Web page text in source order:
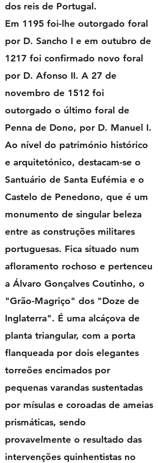
dos reis de Portugal.
Em 1195 foi-lhe outorgado foral
por D. Sancho I e em outubro de
1217 foi confirmado novo foral
por D. Afonso II. A 27 de
novembro de 1512 foi
outorgado o último foral de
Penna de Dono, por D. Manuel I.
Ao nível do património histórico
e arquitetónico, destacam-se o
Santuário de Santa Eufémia e o
Castelo de Penedono, que é um
monumento de singular beleza
entre as construções militares
portuguesas. Fica situado num
afloramento rochoso e pertenceu
a Álvaro Gonçalves Coutinho, o
"Grão-Magriço" dos "Doze de
Inglaterra". É uma alcáçova de
planta triangular, com a porta
flanqueada por dois elegantes
torreões encimados por
pequenas varandas sustentadas
por mísulas e coroadas de ameias
prismáticas, sendo
provavelmente o resultado das
intervenções quinhentistas no